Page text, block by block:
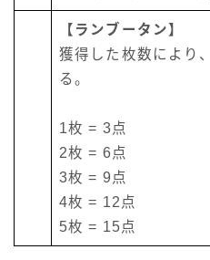
【ランブータン】
獲得した枚数により
る。
1枚 = 3点
2枚 = 6点
3枚 = 9点
4枚 = 12点
5枚 = 15点